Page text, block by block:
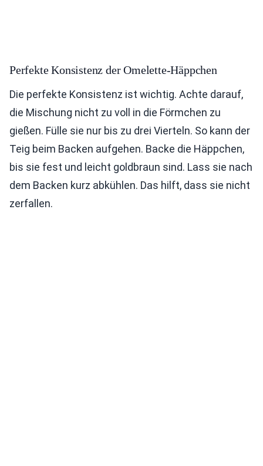
Perfekte Konsistenz der Omelette-Häppchen
Die perfekte Konsistenz ist wichtig. Achte darauf,
die Mischung nicht zu voll in die Förmchen zu
gießen. Fülle sie nur bis zu drei Vierteln. So kann der
Teig beim Backen aufgehen. Backe die Häppchen,
bis sie fest und leicht goldbraun sind. Lass sie nach
dem Backen kurz abkühlen. Das hilft, dass sie nicht
zerfallen.